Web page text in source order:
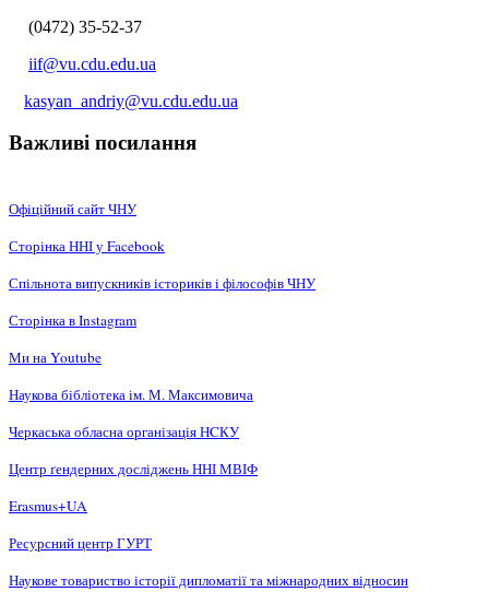
(0472) 35-52-37
iif@vu.cdu.edu.ua
kasyan_andriy@vu.cdu.edu.ua
Важливі посилання
Офіційний сайт ЧНУ
Сторінка ННІ у Facebook
Спільнота випускників істориків і філософів ЧНУ
Сторінка в Instagram
Ми на Youtube
Наукова бібліотека ім. М. Максимовича
Черкаська обласна організація НCКУ
Центр ґендерних досліджень ННІ МВІФ
Erasmus+UA
Ресурсний центр ГУРТ
Наукове товариство історії дипломатії та міжнародних відносин